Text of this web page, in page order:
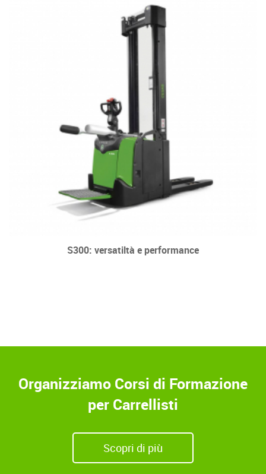
S300: versatiltà e performance
Organizziamo Corsi di Formazione
per Carrellisti
Scopri di più